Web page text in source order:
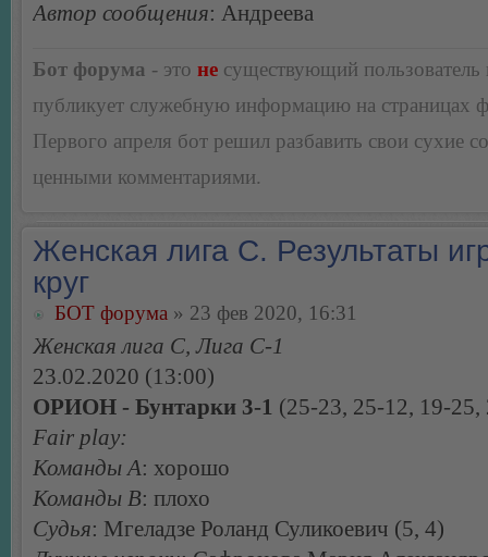
Автор сообщения: Андреева
Бот форума - это не существующий пользователь
публикует служебную информацию на страницах
Первого апреля бот решил разбавить свои сухие
ценными комментариями.
Женская лига С. Результаты
круг
БОТ форума » 23 фев 2020, 16:31
Женская лига С, Лига С-1
23.02.2020 (13:00)
ОРИОН - Бунтарки 3-1 (25-23, 25-12, 19-25,
Fair play:
Команды А: хорошо
Команды В: плохо
Судья: Мгеладзе Роланд Суликоевич (5, 4)